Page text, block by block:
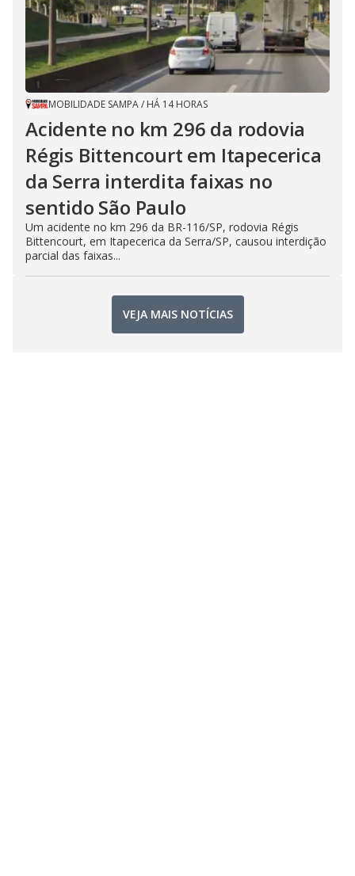
MOBILIDADE SAMPA/ HÁ 14 HORAS
Acidente no km 296 da rodovia
Régis Bittencourt em Itapecerica
da Serra interdita faixas no
sentido São Paulo
Um acidente no km 296 da BR-116/SP, rodovia Régis
Bittencourt, em Itapecerica da Serra/SP, causou interdição
parcial das faixas...
VEJA MAIS NOTÍCIAS